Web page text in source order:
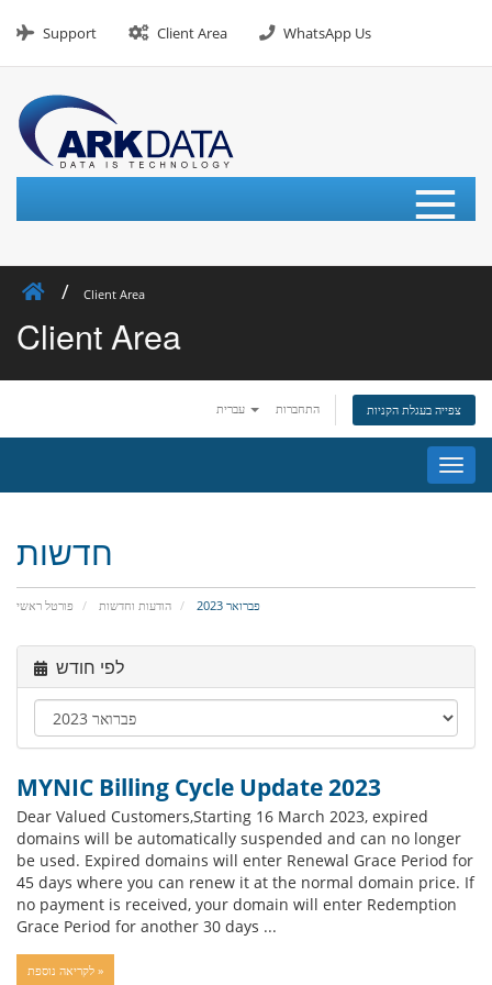
Support Client Area WhatsApp Us
≡
Client Area
Client Area
התחברות צפייה בעגלת הקניות
ניווט
חדשות
פורטל ראשי הודעות וחדשות פברואר 2023
לפי חודש
MYNIC Billing Cycle Update 2023
Dear Valued Customers,Starting 16 March 2023, expired
domains will be automatically suspended and can no longer
be used. Expired domains will enter Renewal Grace Period for
45 days where you can renew it at the normal domain price. If
no payment is received, your domain will enter Redemption
Grace Period for another 30 days ...
לקריאה נוספת »